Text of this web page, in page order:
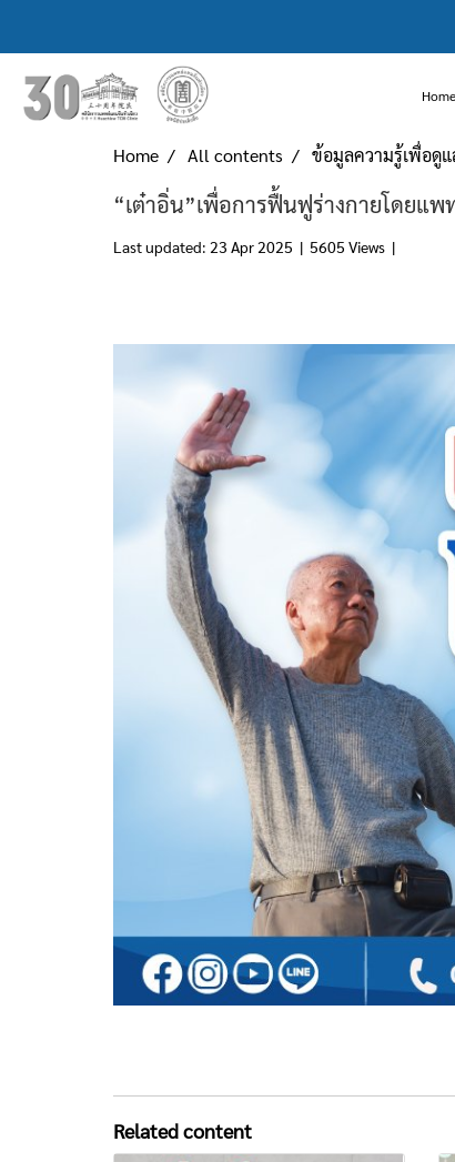
Home
Home All contents ข้อมูลความรู้เพื่อดู
“เต๋าอิ่น”เพื่อการฟื้นฟูร่างกายโดยแ
Last updated: 23 Apr 2025 | 5605 Views |
Related content